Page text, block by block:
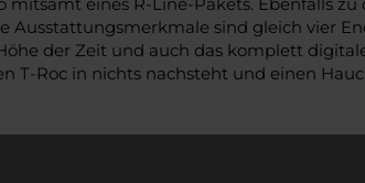
Ausstattungsmerkmale sind gleich vier
der Zeit und auch das komplett
Roc in nichts nachsteht und einen